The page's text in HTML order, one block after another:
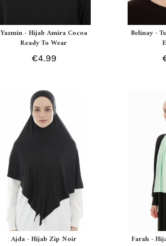
Yazmin - Hijab Amira Cocoa
Ready To Wear
€4.99
Belinay -
Ajda - Hijab Zip Noir Farah -